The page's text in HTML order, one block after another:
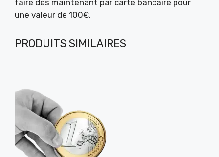
faire dès maintenant par carte bancaire pour
une valeur de 100€.
PRODUITS SIMILAIRES